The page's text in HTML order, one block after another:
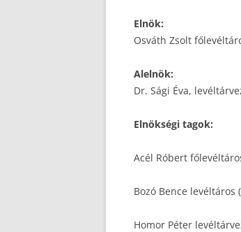
Elnök:
Osváth Zsolt
Alelnök:
Dr. Sági Éva,
Elnökségi tagok:
Acél Róbert
Bozó Bence
Homor Péter